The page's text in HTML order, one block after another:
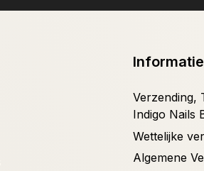
Verzending,
Indigo Nails
Wettelijke
Algemene